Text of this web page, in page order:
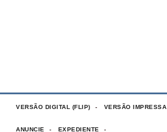
VERSÃO DIGITAL (FLIP) VERSÃO IMPRESSA
ANUNCIE EXPEDIENTE